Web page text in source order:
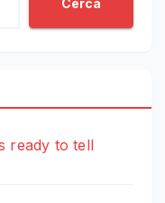
Cerca
ready to tell